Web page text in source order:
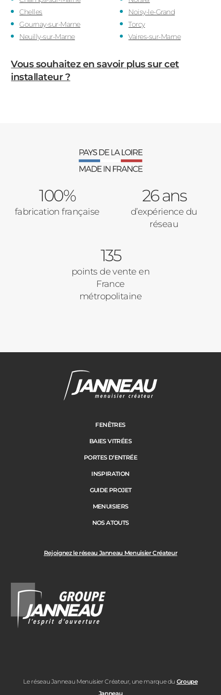
Chelles
Gournay-sur-Marne
Neuilly-sur-Marne
Noisy-le-Grand
Torcy
Vaires-sur-Marne
Vous souhaitez en savoir plus sur cet
installateur ?
100%
fabrication française
26 ans
d’expérience du
réseau
135
points de vente en
France
métropolitaine
Rejoignez le réseau Janneau Menuisier Créateur
Le réseau Janneau Menuisier Créateur, une marque du Groupe
Janneau
FENÊTRES
BAIES VITRÉES
PORTES D’ENTRÉE
INSPIRATION
GUIDE PROJET
MENUISIERS
NOS ATOUTS